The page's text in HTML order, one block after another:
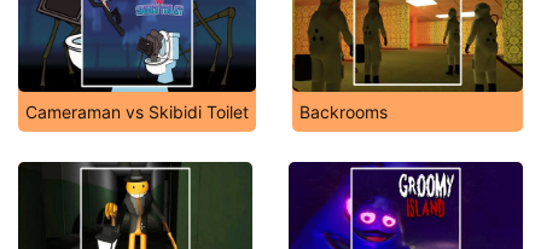
Cameraman vs Skibidi Toilet Backrooms